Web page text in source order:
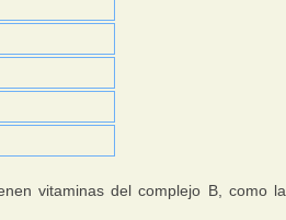
vitaminas del complejo B, como la